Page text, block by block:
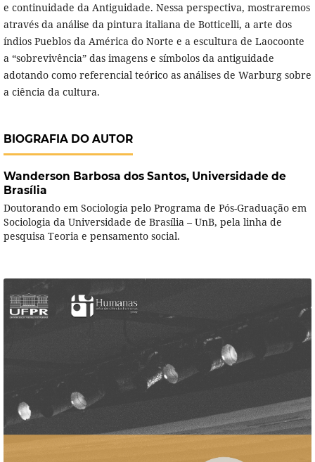
e continuidade da Antiguidade. Nessa perspectiva, mostraremos
através da análise da pintura italiana de Botticelli, a arte dos
índios Pueblos da América do Norte e a escultura de Laocoonte
a “sobrevivência” das imagens e símbolos da antiguidade
adotando como referencial teórico as análises de Warburg sobre
a ciência da cultura.
BIOGRAFIA DO AUTOR
Wanderson Barbosa dos Santos, Universidade de
Brasília
Doutorando em Sociologia pelo Programa de Pós-Graduação em
Sociologia da Universidade de Brasília – UnB, pela linha de
pesquisa Teoria e pensamento social.